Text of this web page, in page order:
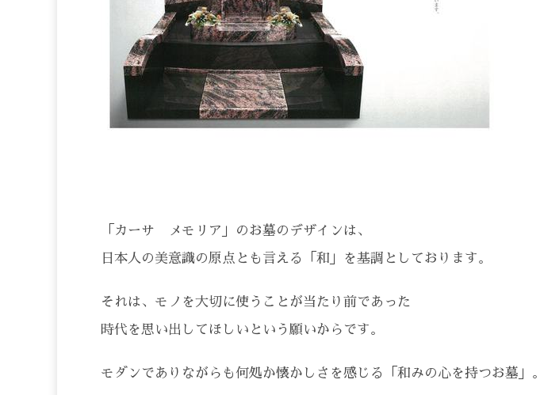
「カーサ メモリア」のお墓のデザインは、
日本人の美意識の原点とも言える「和」を基調としております。
それは、モノを大切に使うことが当たり前であった
時代を思い出してほしいという願いからです。
モダンでありながらも何処か懐かしさを感じる「和みの心を持つお墓」。